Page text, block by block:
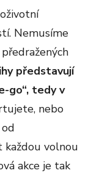
Nemusíme
představují
go“, tedy v
nebo
každou volnou
akce je tak